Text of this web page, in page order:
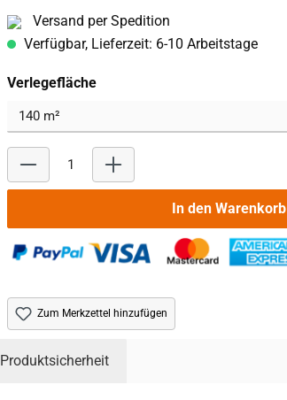
Versand per Spedition
Verfügbar, Lieferzeit: 6-10 Arbeitstage
Verlegeflächeauswählen
In den Warenkorb
Zum Merkzettel hinzufügen
Produktsicherheit